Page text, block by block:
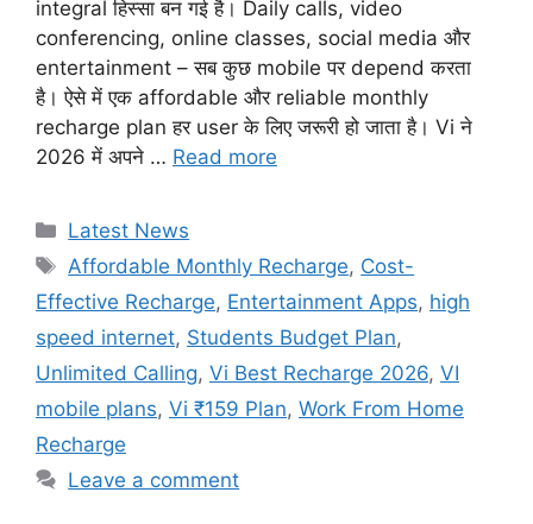
integral हिस्सा बन गई है। Daily calls, video
conferencing, online classes, social media और
entertainment – सब कुछ mobile पर depend करता
है। ऐसे में एक affordable और reliable monthly
recharge plan हर user के लिए जरूरी हो जाता है। Vi ने
2026 में अपने … Read more
Categories
Latest News
Tags
Affordable Monthly Recharge, Cost-
Effective Recharge, Entertainment Apps, high
speed internet, Students Budget Plan,
Unlimited Calling, Vi Best Recharge 2026, VI
mobile plans, Vi ₹159 Plan, Work From Home
Recharge
Leave a comment